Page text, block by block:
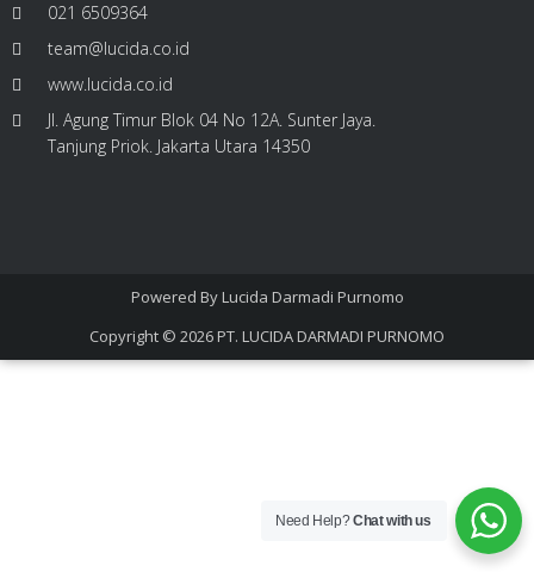
021 6509364
team@lucida.co.id
www.lucida.co.id
Jl. Agung Timur Blok 04 No 12A. Sunter Jaya.
Tanjung Priok. Jakarta Utara 14350
Powered ByLucida Darmadi Purnomo
Copyright © 2026PT. LUCIDA DARMADI PURNOMO
Need Help?Chat with us